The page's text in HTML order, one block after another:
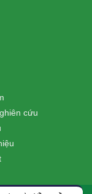
cứu